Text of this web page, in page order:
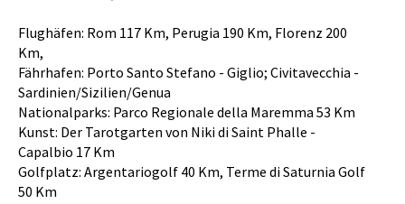
Flughäfen: Rom 117 Km, Perugia 190 Km, Florenz 200
Km,
Fährhafen: Porto Santo Stefano - Giglio; Civitavecchia -
Sardinien/Sizilien/Genua
Nationalparks: Parco Regionale della Maremma 53 Km
Kunst: Der Tarotgarten von Niki di Saint Phalle -
Capalbio 17 Km
Golfplatz: Argentariogolf 40 Km, Terme di Saturnia Golf
50 Km